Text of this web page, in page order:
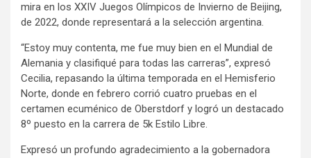
mira en los XXIV Juegos Olímpicos de Invierno de Beijing,
de 2022, donde representará a la selección argentina.
“Estoy muy contenta, me fue muy bien en el Mundial de
Alemania y clasifiqué para todas las carreras”, expresó
Cecilia, repasando la última temporada en el Hemisferio
Norte, donde en febrero corrió cuatro pruebas en el
certamen ecuménico de Oberstdorf y logró un destacado
8º puesto en la carrera de 5k Estilo Libre.
Expresó un profundo agradecimiento a la gobernadora